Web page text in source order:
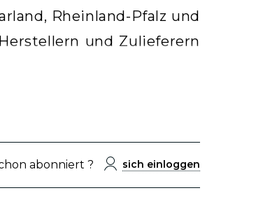
Rheinland-Pfalz und
und Zulieferern
abonniert ? sich einloggen